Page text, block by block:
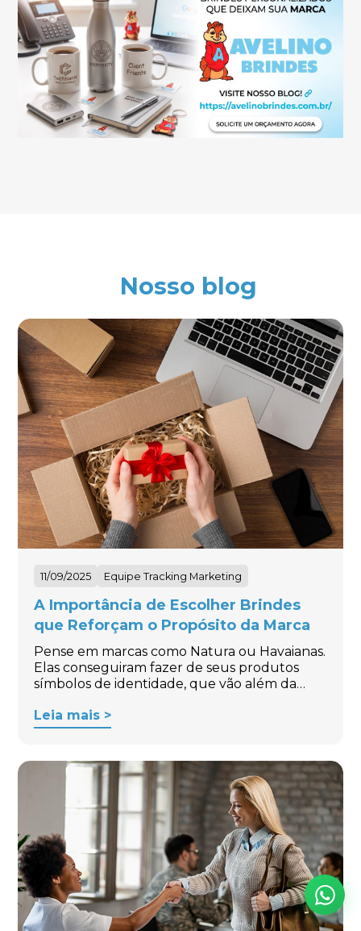
Nosso blog
11/09/2025 Equipe Tracking Marketing
A Importância de Escolher Brindes
que Reforçam o Propósito da Marca
Pense em marcas como Natura ou Havaianas.
Elas conseguiram fazer de seus produtos
símbolos de identidade, que vão além da…
Leia mais >